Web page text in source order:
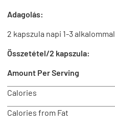
Adagolás:
2 kapszula napi 1-3 alkalommal
Összetétel/2 kapszula:
Amount Per Serving
Calories
Calories from Fat